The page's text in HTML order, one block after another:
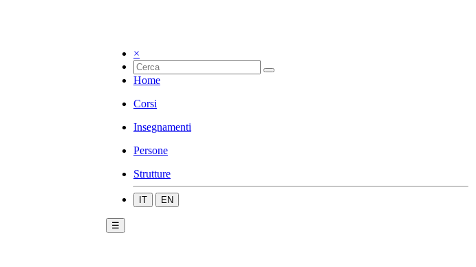
×
Home
Corsi
Insegnamenti
Persone
Strutture
IT EN
☰